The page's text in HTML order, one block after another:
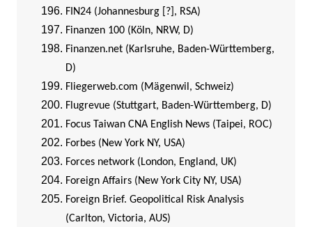
FIN24 (Johannesburg [?], RSA)
Finanzen 100 (Köln, NRW, D)
Finanzen.net (Karlsruhe, Baden-Württemberg,
D)
Fliegerweb.com (Mägenwil, Schweiz)
Flugrevue (Stuttgart, Baden-Württemberg, D)
Focus Taiwan CNA English News (Taipei, ROC)
Forbes (New York NY, USA)
Forces network (London, England, UK)
Foreign Affairs (New York City NY, USA)
Foreign Brief. Geopolitical Risk Analysis
(Carlton, Victoria, AUS)